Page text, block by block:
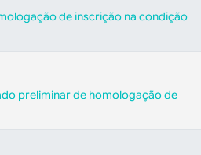
de inscrição na condição
preliminar de homologação de